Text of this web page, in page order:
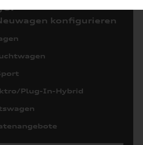
konfigurieren
Plug-In-Hybrid